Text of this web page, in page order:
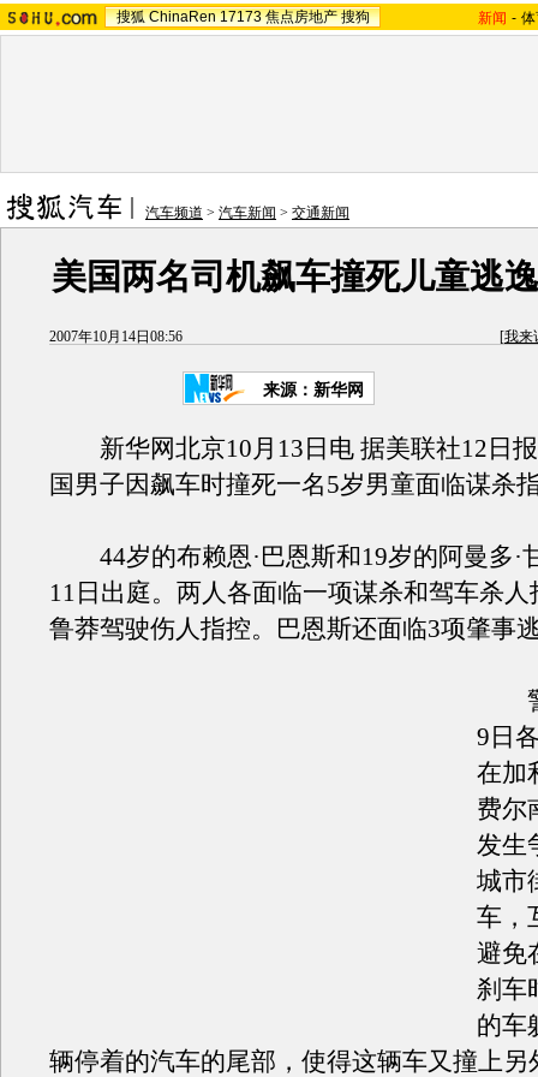
搜狐 ChinaRen 17173 焦点房地产 搜狗 新闻 -
汽车频道 > 汽车新闻 > 交通新闻
美国两名司机飙车撞死儿童逃
2007年10月14日08:56 [我来
来源：新华网
新华网北京10月13日电 据美联社12日
国男子因飙车时撞死一名5岁男童面临谋杀
44岁的布赖恩·巴恩斯和19岁的阿曼多·
11日出庭。两人各面临一项谋杀和驾车杀人
鲁莽驾驶伤人指控。 巴恩斯还面临3项肇事
警
9日
在加
费尔
发生
城市
车，
避免
刹车
的车
辆停着的汽车的尾部，使得这辆车又撞上另